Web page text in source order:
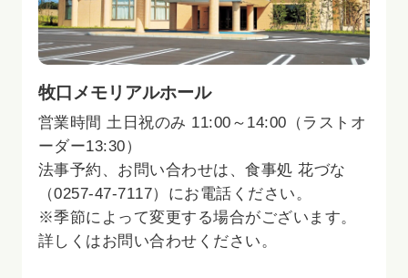
牧口メモリアルホール
営業時間 土日祝のみ 11:00～14:00（ラストオ
ーダー13:30）
法事予約、お問い合わせは、食事処 花づな
（0257-47-7117）にお電話ください。
※季節によって変更する場合がございます。
詳しくはお問い合わせください。